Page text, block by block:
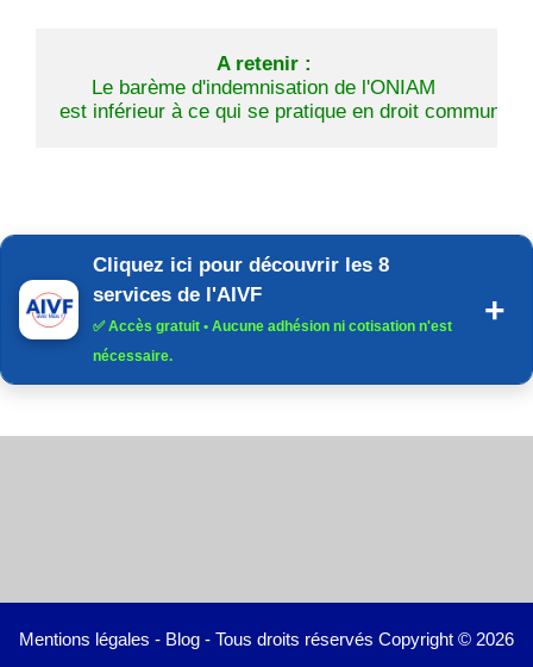
A retenir :
Le barème d'indemnisation de l'ONIAM
est inférieur à ce qui se pratique en droit commun...
Cliquez ici pour découvrir les 8
services de l'AIVF
✅Accès gratuit • Aucune adhésion ni cotisation n'est
nécessaire.
Mentions légales - Blog - Tous droits réservés Copyright © 2026